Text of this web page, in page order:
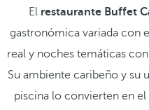
El restaurante Buffet
gastronómica variada con
real y noches temáticas
Su ambiente caribeño y su
piscina lo convierten en